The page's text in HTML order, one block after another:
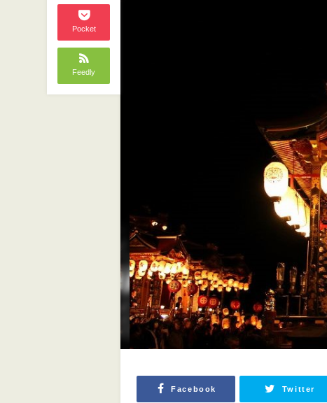
Pocket
Feedly
Facebook Twitter